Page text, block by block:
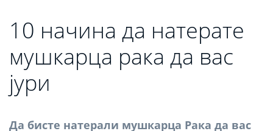
10 начина да натерате
мушкарца рака да вас
јури
Да бисте натерали мушкарца Рака да вас